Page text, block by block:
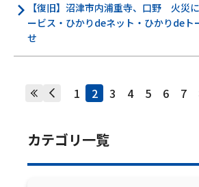
カテゴリ一覧
【復旧】沼津市内浦重寺、口野 火災
ービス・ひかりdeネット・ひかりdeト
せ
1 2 3 4 5 6 7